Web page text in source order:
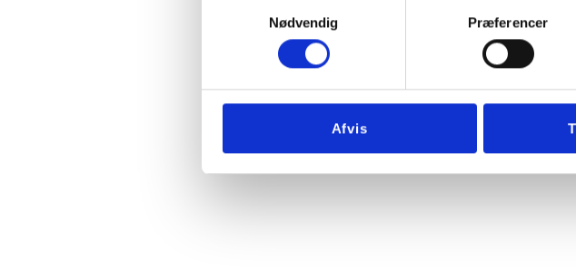
Nødvendig
Præferencer
Afvis